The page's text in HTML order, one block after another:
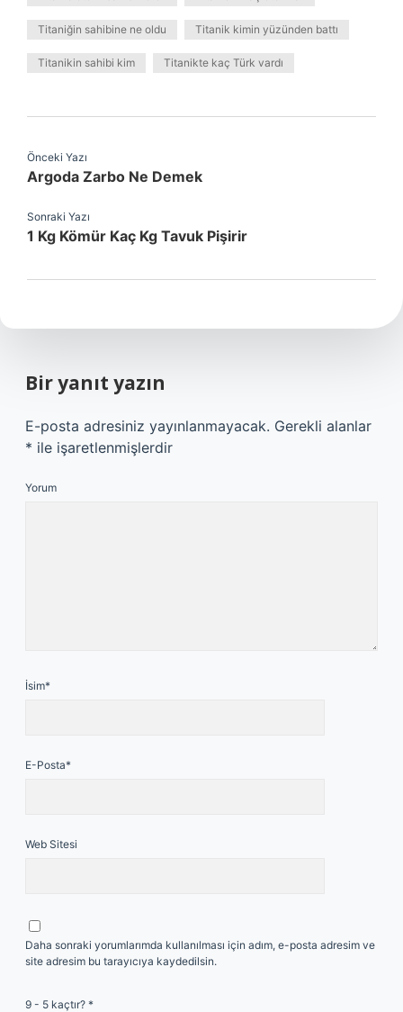
Titaniğin sahibine ne oldu Titanik kimin yüzünden battı
Titanikin sahibi kim Titanikte kaç Türk vardı
Önceki Yazı
Argoda Zarbo Ne Demek
Sonraki Yazı
1 Kg Kömür Kaç Kg Tavuk Pişirir
Bir yanıt yazın
E-posta adresiniz yayınlanmayacak. Gerekli alanlar
* ile işaretlenmişlerdir
Yorum
İsim*
E-Posta*
Web Sitesi
Daha sonraki yorumlarımda kullanılması için adım, e-posta adresim ve
site adresim bu tarayıcıya kaydedilsin.
9 - 5 kaçtır? *